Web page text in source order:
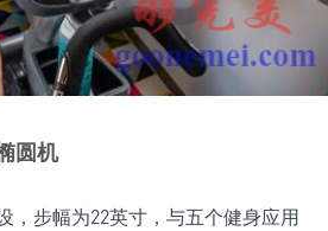
圆机
，步幅为22英寸，与五个健身应用